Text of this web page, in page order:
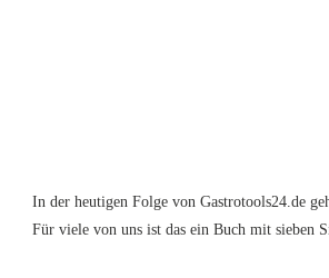
In der heutigen Folge von Gastrotools24.de
Für viele von uns ist das ein Buch mit sieben